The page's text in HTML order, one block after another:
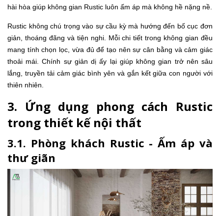
hài hòa giúp không gian Rustic luôn ấm áp mà không hề nặng nề.
Rustic không chú trọng vào sự cầu kỳ mà hướng đến bố cục đơn
giản, thoáng đãng và tiện nghi. Mỗi chi tiết trong không gian đều
mang tính chọn lọc, vừa đủ để tạo nên sự cân bằng và cảm giác
thoải mái. Chính sự giản dị ấy lại giúp không gian trở nên sâu
lắng, truyền tải cảm giác bình yên và gắn kết giữa con người với
thiên nhiên.
3. Ứng dụng phong cách Rustic
trong thiết kế nội thất
3.1. Phòng khách Rustic - Ấm áp và
thư giãn